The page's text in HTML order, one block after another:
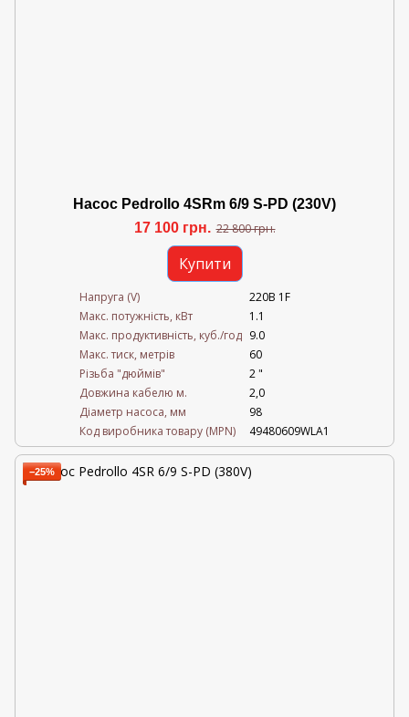
Насос Pedrollo 4SRm 6/9 S-PD (230V)
17 100 грн. 22 800 грн.
Купити
Напруга (V)
220В 1F
Mакс. потужність, кВт
1.1
Mакс. продуктивність, куб./год 9.0
Maкс. тиск, метрів
60
Різьба "дюймів"
2 "
Довжина кабелю м.
2,0
Діаметр насоса, мм
98
Код виробника товару (MPN)
49480609WLA1
−25%